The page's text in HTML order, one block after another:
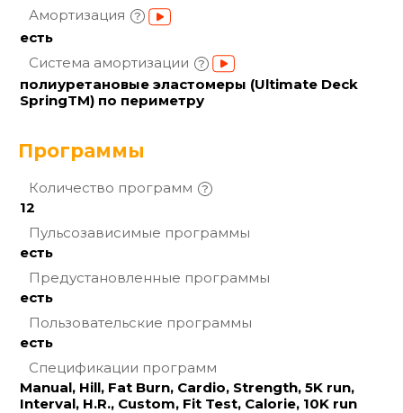
Амортизация
есть
Система амортизации
полиуретановые эластомеры (Ultimate Deck
SpringTM) по периметру
Программы
Количество программ
12
Пульсозависимые программы
есть
Предустановленные программы
есть
Пользовательские программы
есть
Спецификации программ
Manual, Hill, Fat Burn, Cardio, Strength, 5K run,
Interval, H.R., Custom, Fit Test, Calorie, 10K run